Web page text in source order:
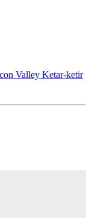
Valley Ketar-ketir